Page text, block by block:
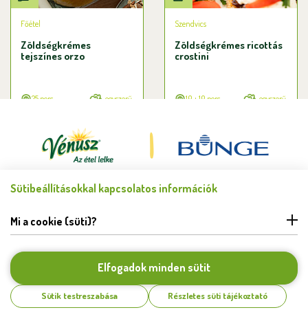
Sütibeállításokkal kapcsolatos információk
Mi a cookie (süti)?
Elfogadok minden sütit
Sütik testreszabása Részletes süti tájékoztató
Főétel
Zöldségkrémes
tejszínes orzo
25 perc egyszerű
Szendvics
Zöldségkrémes ricottás
crostini
10 + 10 perc egyszerű
Minden jog fenntartva © Bunge Zrt. 2026.
ADATKEZELÉSI TÁJÉKOZTATÓ
COOKIE BEÁLLÍTÁSOK
KAPCSOLAT